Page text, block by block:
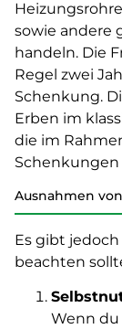
sowie andere
handeln. Die
Regel zwei
Schenkung.
Erben im
die im
Ausnahmen
Es gibt
beachten
Wenn du